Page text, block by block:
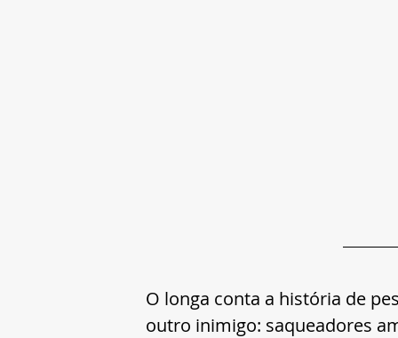
O longa conta a história de
outro inimigo: saqueadores